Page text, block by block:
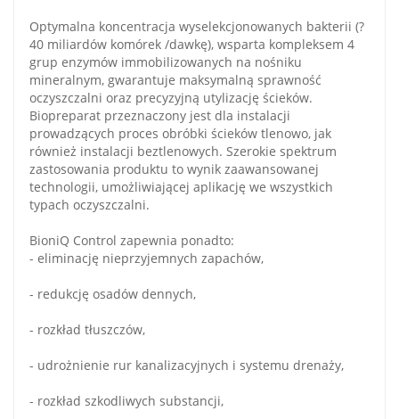
Optymalna koncentracja wyselekcjonowanych bakterii (?
40 miliardów komórek /dawkę), wsparta kompleksem 4
grup enzymów immobilizowanych na nośniku
mineralnym, gwarantuje maksymalną sprawność
oczyszczalni oraz precyzyjną utylizację ścieków.
Biopreparat przeznaczony jest dla instalacji
prowadzących proces obróbki ścieków tlenowo, jak
również instalacji beztlenowych. Szerokie spektrum
zastosowania produktu to wynik zaawansowanej
technologii, umożliwiającej aplikację we wszystkich
typach oczyszczalni.
BioniQ Control zapewnia ponadto:
- eliminację nieprzyjemnych zapachów,
- redukcję osadów dennych,
- rozkład tłuszczów,
- udrożnienie rur kanalizacyjnych i systemu drenaży,
- rozkład szkodliwych substancji,